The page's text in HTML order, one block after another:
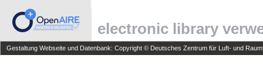
electronic library
Gestaltung Webseite und Datenbank: Copyright © Deutsches Zentrum für Luft- und